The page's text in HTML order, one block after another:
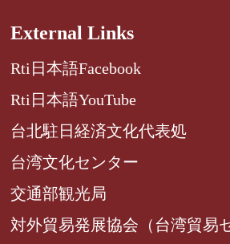
External Links
Rti日本語Facebook
Rti日本語YouTube
台北駐日経済文化代表処
台湾文化センター
交通部観光局
対外貿易発展協会（台湾貿易